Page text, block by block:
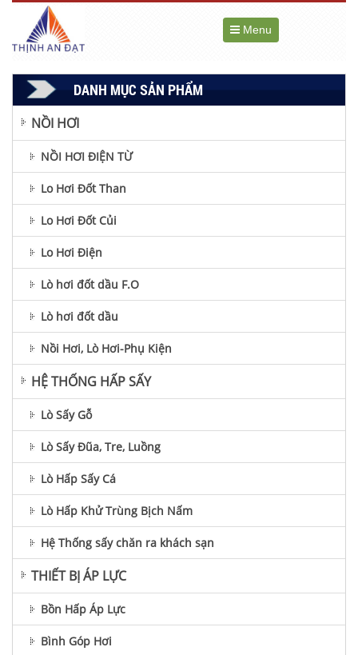
Menu
DANH MỤC SẢN PHẨM
NỒI HƠI
NỒI HƠI ĐIỆN TỪ
Lo Hơi Đốt Than
Lo Hơi Đốt Củi
Lo Hơi Điện
Lò hơi đốt dầu F.O
Lò hơi đốt dầu
Nồi Hơi, Lò Hơi-Phụ Kiện
HỆ THỐNG HẤP SẤY
Lò Sấy Gỗ
Lò Sấy Đũa, Tre, Luồng
Lò Hấp Sấy Cá
Lò Hấp Khử Trùng Bịch Nấm
Hệ Thống sấy chăn ra khách sạn
THIẾT BỊ ÁP LỰC
Bồn Hấp Áp Lực
Bình Góp Hơi